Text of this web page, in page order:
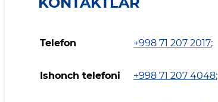
Telefon +998 71 207 2017;
Ishonch telefoni +998 71 207 4048;